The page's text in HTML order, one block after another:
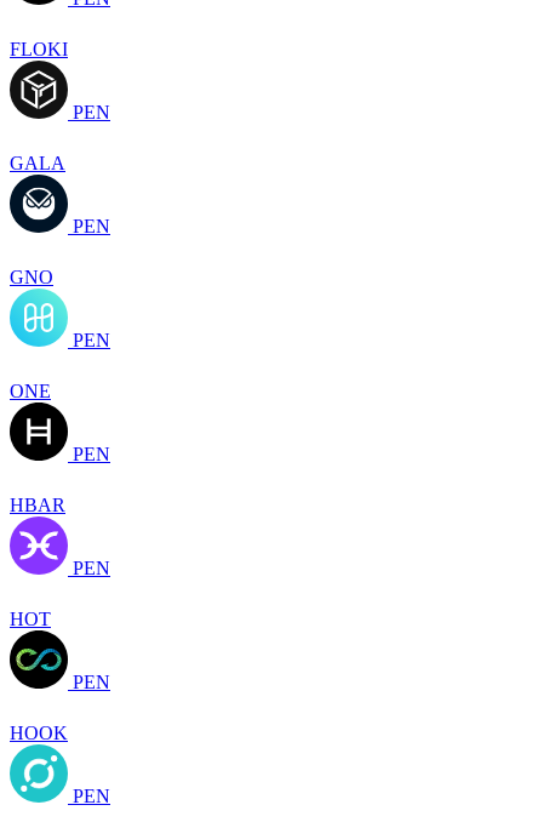
FLOKI
PEN
GALA
PEN
GNO
PEN
ONE
PEN
HBAR
PEN
HOT
PEN
HOOK
PEN